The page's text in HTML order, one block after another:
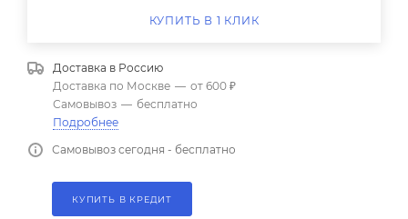
КУПИТЬ В 1 КЛИК
Доставка в Россию
Доставка по Москве — от 600 ₽
Самовывоз — бесплатно
Подробнее
Самовывоз сегодня - бесплатно
КУПИТЬ В КРЕДИТ